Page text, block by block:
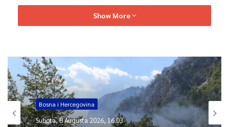
rezerve u skladu sa Direktivom Evropske unije.
200 miliona litara.
0
Article Rating
Show More
Bosna i Hercegovina
Subota, 8 Augusta 2026, 16:03